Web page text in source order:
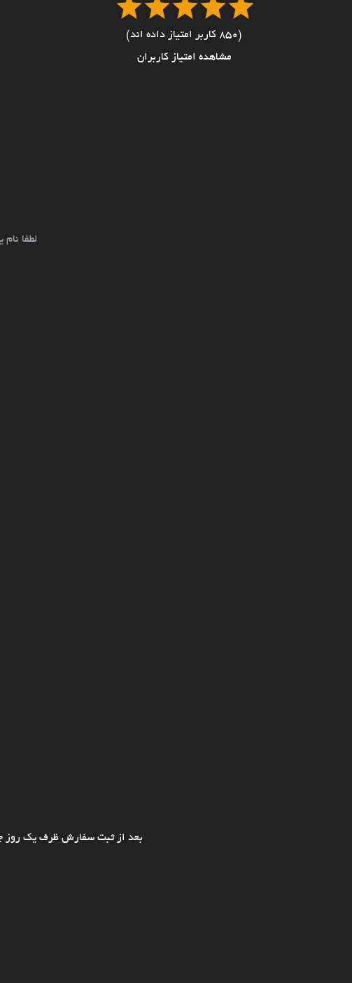
(850 کاربر امتیاز داده اند)
مشاهده امتیاز کاربران
لطفا
بعد از ثبت سفارش ظرف یک روز